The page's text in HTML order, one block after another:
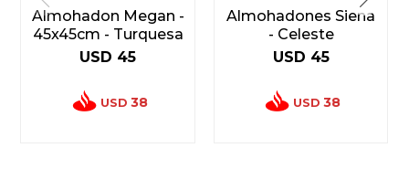
Almohadon Megan -
45x45cm - Turquesa
USD 45
USD 38
Almohadones Siena
- Celeste
USD 45
USD 38